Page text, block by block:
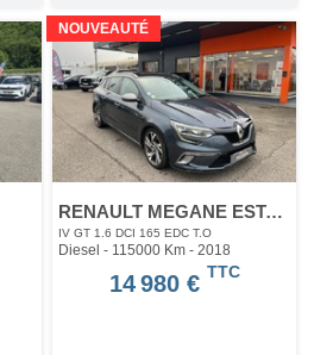
NOUVEAUTÉ
RENAULT MEGANE ESTATE
IV GT 1.6 DCI 165 EDC T.O
Diesel - 115000 Km- 2018
14 980 € TTC